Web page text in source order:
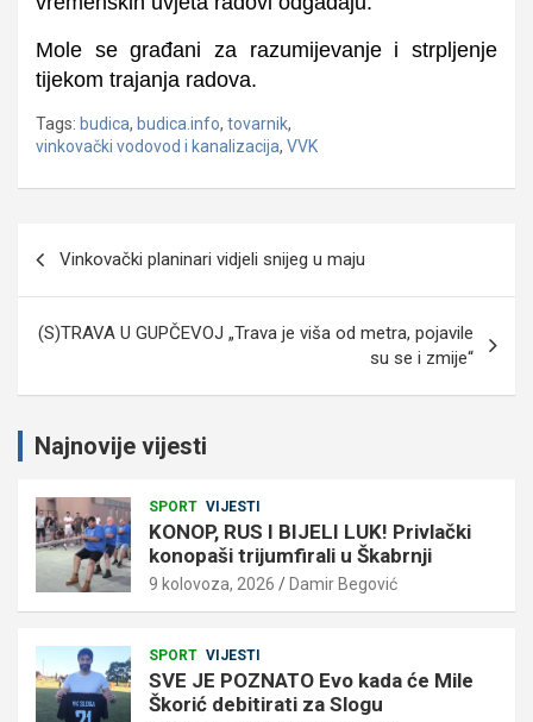
Mole se građani za razumijevanje i strpljenje
tijekom trajanja radova.
Tags: budica, budica.info, tovarnik,
vinkovački vodovod i kanalizacija, VVK
Vinkovački planinari vidjeli snijeg u maju
(S)TRAVA U GUPČEVOJ „Trava je viša od metra, pojavile
su se i zmije“
Najnovije vijesti
SPORT VIJESTI
KONOP, RUS I BIJELI LUK! Privlački
konopaši trijumfirali u Škabrnji
9 kolovoza, 2026 Damir Begović
SPORT VIJESTI
SVE JE POZNATO Evo kada će Mile
Škorić debitirati za Slogu